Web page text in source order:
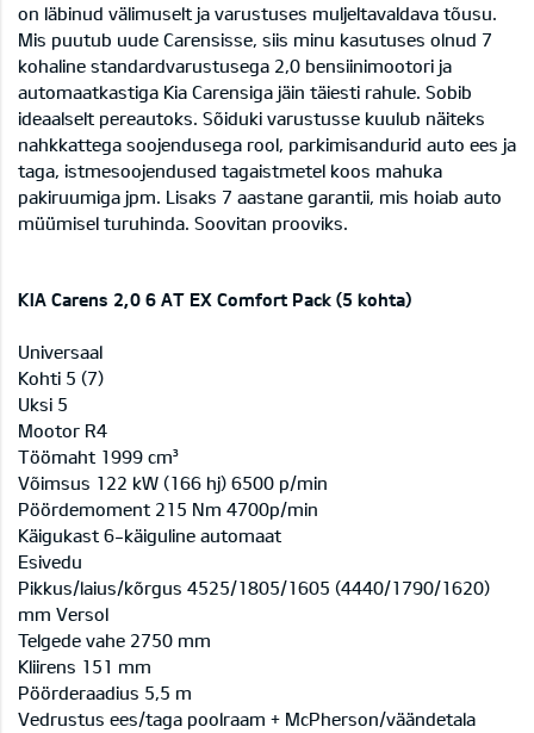
on läbinud välimuselt ja varustuses muljeltavaldava tõusu.
Mis puutub uude Carensisse, siis minu kasutuses olnud 7
kohaline standardvarustusega 2,0 bensiinimootori ja
automaatkastiga Kia Carensiga jäin täiesti rahule. Sobib
ideaalselt pereautoks. Sõiduki varustusse kuulub näiteks
nahkkattega soojendusega rool, parkimisandurid auto ees ja
taga, istmesoojendused tagaistmetel koos mahuka
pakiruumiga jpm. Lisaks 7 aastane garantii, mis hoiab auto
müümisel turuhinda. Soovitan prooviks.
KIA Carens 2,0 6 AT EX Comfort Pack (5 kohta)
Universaal
Kohti 5 (7)
Uksi 5
Mootor R4
Töömaht 1999 cm³
Võimsus 122 kW (166 hj) 6500 p/min
Pöördemoment 215 Nm 4700p/min
Käigukast 6-käiguline automaat
Esivedu
Pikkus/laius/kõrgus 4525/1805/1605 (4440/1790/1620)
mm Versol
Telgede vahe 2750 mm
Kliirens 151 mm
Pöörderaadius 5,5 m
Vedrustus ees/taga poolraam + McPherson/väändetala